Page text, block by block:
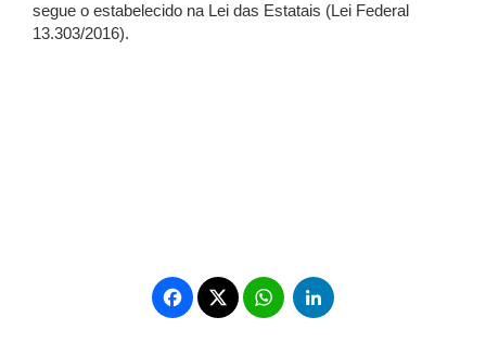
segue o estabelecido na Lei das Estatais (Lei Federal
13.303/2016).
Fa
ce
W
ha